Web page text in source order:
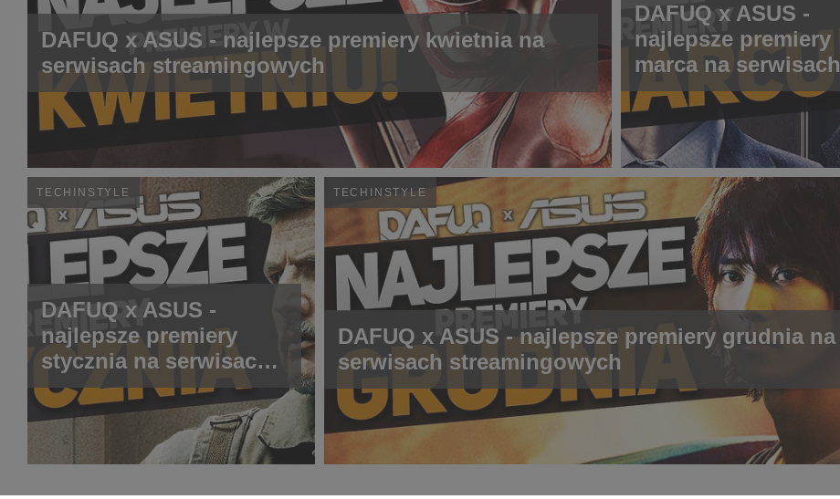
DAFUQ x ASUS - najlepsze premiery kwietnia na
serwisach streamingowych
DAFUQ x ASUS -
najlepsze premiery
marca na serwisach
streamingowych
TECHINSTYLE
DAFUQ x ASUS -
najlepsze premiery
stycznia na serwisach
streamingowych
TECHINSTYLE
DAFUQ x ASUS - najlepsze premiery grudnia na
serwisach streamingowych